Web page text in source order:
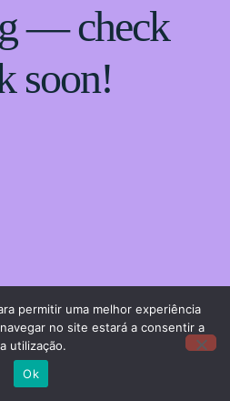
— check
soon!
permitir uma melhor experiência
no site estará a consentir a
utilização.
Ok